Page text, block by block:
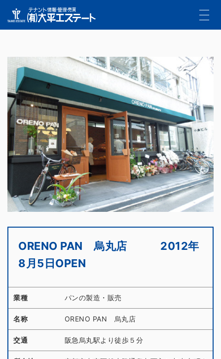
ORENO PAN 烏丸店 2012年
8月5日OPEN
業種 パンの製造・販売
名称 ORENO PAN 烏丸店
交通 阪急烏丸駅より徒歩５分